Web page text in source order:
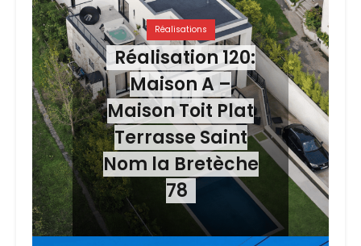
Réalisations
Réalisation 120:
Maison A –
Maison Toit Plat
Terrasse Saint
Nom la Bretèche
78